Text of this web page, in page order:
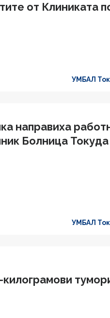
от Клиниката
УМБАЛ
направиха
Болница Токуда
УМБАЛ